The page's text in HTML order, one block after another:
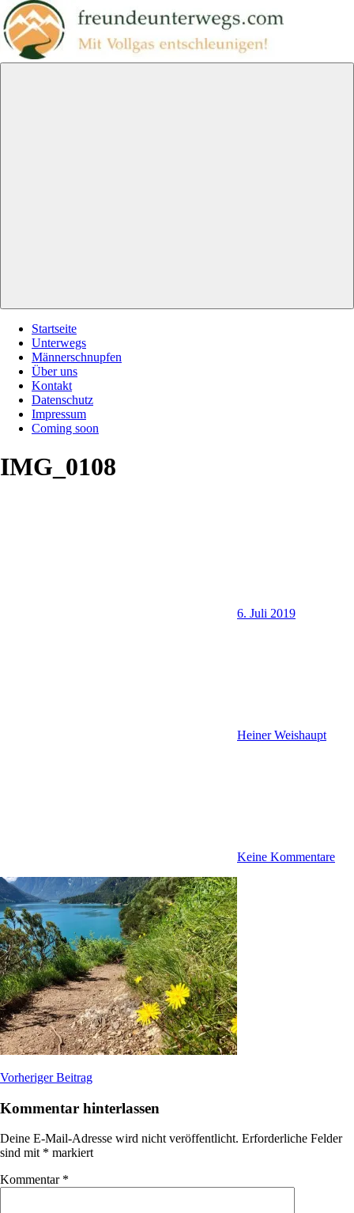
Zum
Inhalt
springen
Startseite
Unterwegs
Männerschnupfen
Über uns
Kontakt
Datenschutz
Impressum
Coming soon
IMG_0108
6. Juli 2019
Heiner Weishaupt
Keine Kommentare
Beitragsnavigation
Vorheriger Beitrag
Kommentar hinterlassen
Deine E-Mail-Adresse wird nicht veröffentlicht. Erforderliche Felder
sind mit * markiert
Kommentar *